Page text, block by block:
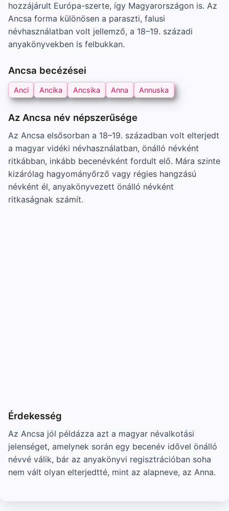
hozzájárult Európa-szerte, így Magyarországon is. Az
Ancsa forma különösen a paraszti, falusi
névhasználatban volt jellemző, a 18–19. századi
anyakönyvekben is felbukkan.
Ancsa becézései
Anci Ancika Ancsika Anna Annuska
Az Ancsa név népszerűsége
Az Ancsa elsősorban a 18–19. században volt elterjedt
a magyar vidéki névhasználatban, önálló névként
ritkábban, inkább becenévként fordult elő. Mára szinte
kizárólag hagyományőrző vagy régies hangzású
névként él, anyakönyvezett önálló névként
ritkaságnak számít.
Érdekesség
Az Ancsa jól példázza azt a magyar névalkotási
jelenséget, amelynek során egy becenév idővel önálló
névvé válik, bár az anyakönyvi regisztrációban soha
nem vált olyan elterjedtté, mint az alapneve, az Anna.